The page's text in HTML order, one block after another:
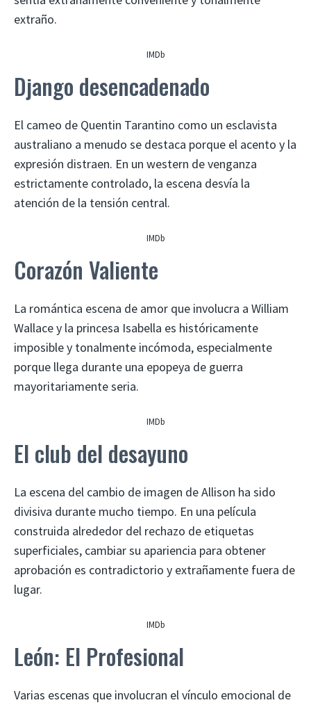
extraño.
IMDb
Django desencadenado
El cameo de Quentin Tarantino como un esclavista
australiano a menudo se destaca porque el acento y la
expresión distraen. En un western de venganza
estrictamente controlado, la escena desvía la
atención de la tensión central.
IMDb
Corazón Valiente
La romántica escena de amor que involucra a William
Wallace y la princesa Isabella es históricamente
imposible y tonalmente incómoda, especialmente
porque llega durante una epopeya de guerra
mayoritariamente seria.
IMDb
El club del desayuno
La escena del cambio de imagen de Allison ha sido
divisiva durante mucho tiempo. En una película
construida alrededor del rechazo de etiquetas
superficiales, cambiar su apariencia para obtener
aprobación es contradictorio y extrañamente fuera de
lugar.
IMDb
León: El Profesional
Varias escenas que involucran el vínculo emocional de